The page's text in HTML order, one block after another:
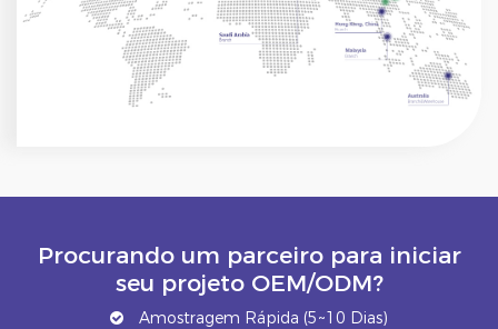
Procurando um parceiro para iniciar
seu projeto OEM/ODM?
Amostragem Rápida (5~10 Dias)